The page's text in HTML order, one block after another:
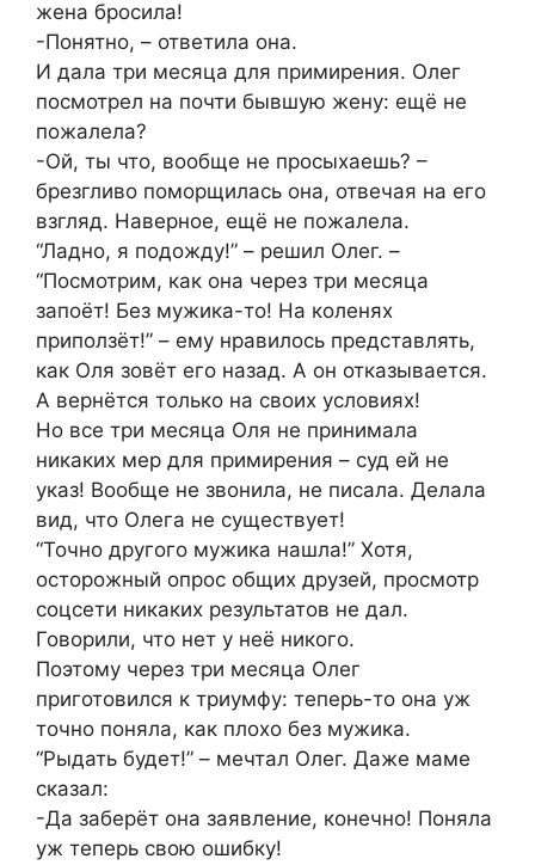
жена бросила!
-Понятно, – ответила она.
И дала три месяца для примирения. Олег
посмотрел на почти бывшую жену: ещё не
пожалела?
-Ой, ты что, вообще не просыхаешь? –
брезгливо поморщилась она, отвечая на его
взгляд. Наверное, ещё не пожалела.
“Ладно, я подожду!” – решил Олег. –
“Посмотрим, как она через три месяца
запоёт! Без мужика-то! На коленях
приползёт!” – ему нравилось представлять,
как Оля зовёт его назад. А он отказывается.
А вернётся только на своих условиях!
Но все три месяца Оля не принимала
никаких мер для примирения – суд ей не
указ! Вообще не звонила, не писала. Делала
вид, что Олега не существует!
“Точно другого мужика нашла!” Хотя,
осторожный опрос общих друзей, просмотр
соцсети никаких результатов не дал.
Говорили, что нет у неё никого.
Поэтому через три месяца Олег
приготовился к триумфу: теперь-то она уж
точно поняла, как плохо без мужика.
“Рыдать будет!” – мечтал Олег. Даже маме
сказал:
-Да заберёт она заявление, конечно! Поняла
уж теперь свою ошибку!